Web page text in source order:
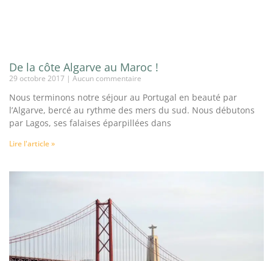
De la côte Algarve au Maroc !
29 octobre 2017 Aucun commentaire
Nous terminons notre séjour au Portugal en beauté par
l’Algarve, bercé au rythme des mers du sud. Nous débutons
par Lagos, ses falaises éparpillées dans
Lire l'article »